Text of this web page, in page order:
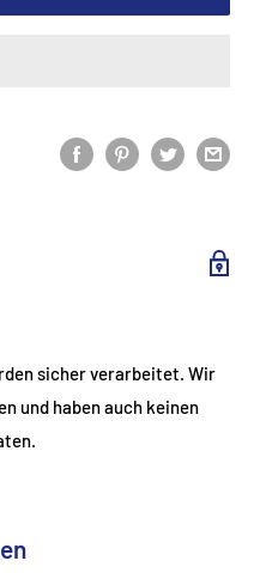
sicher verarbeitet. Wir
und haben auch keinen